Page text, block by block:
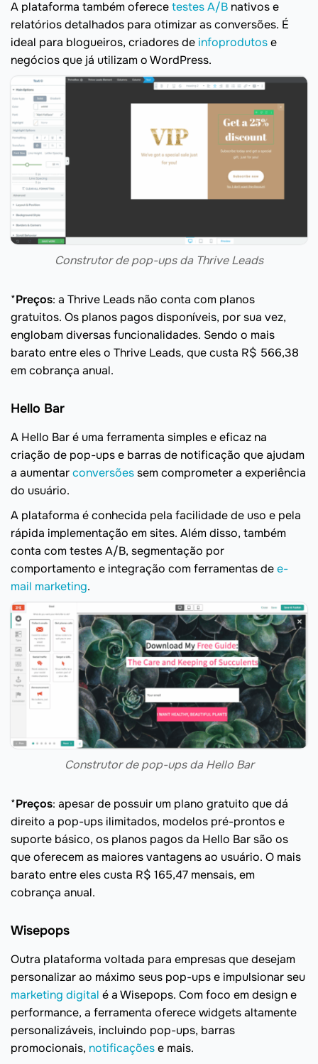
A plataforma também oferecetestes A/B nativos e
relatórios detalhados para otimizar as conversões. É
ideal para blogueiros, criadores de infoprodutose
negócios que já utilizam o WordPress.
Construtor de pop-ups da Thrive Leads
*Preços: a Thrive Leads não conta com planos
gratuitos. Os planos pagos disponíveis, por sua vez,
englobam diversas funcionalidades. Sendo o mais
barato entre eles o Thrive Leads, que custa R$ 566,38
em cobrança anual.
Hello Bar
A Hello Bar é uma ferramenta simples e eficaz na
criação de pop-ups e barras de notificação que ajudam
a aumentarconversõessem comprometer a experiência
do usuário.
A plataforma é conhecida pela facilidade de uso e pela
rápida implementação em sites. Além disso, também
conta com testes A/B, segmentação por
comportamento e integração com ferramentas dee-
mail marketing.
Construtor de pop-ups da Hello Bar
*Preços: apesar de possuir um plano gratuito que dá
direito a pop-ups ilimitados, modelos pré-prontos e
suporte básico, os planos pagos da Hello Bar são os
que oferecem as maiores vantagens ao usuário. O mais
barato entre eles custa R$ 165,47 mensais, em
cobrança anual.
Wisepops
Outra plataforma voltada para empresas que desejam
personalizar ao máximo seus pop-ups e impulsionar seu
marketing digital é a Wisepops. Com foco em design e
performance, a ferramenta oferece widgets altamente
personalizáveis, incluindo pop-ups, barras
promocionais, notificaçõese mais.